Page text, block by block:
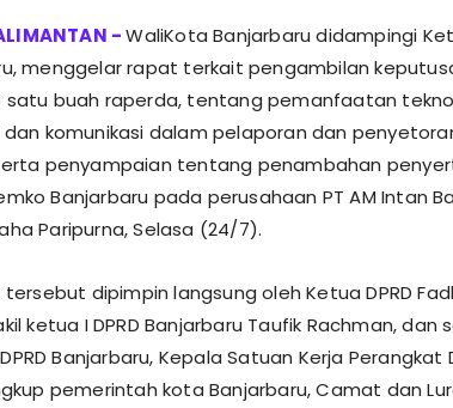
WaliKota Banjarbaru didampingi
menggelar rapat terkait pengambilan
satu buah raperda, tentang pemanfaatan
komunikasi dalam pelaporan dan
penyampaian tentang penambahan
Banjarbaru pada perusahaan PT AM Intan
Paripurna, Selasa (24/7).
tersebut dipimpin langsung oleh Ketua DPRD
ketua I DPRD Banjarbaru Taufik Rachman, dan
Banjarbaru, Kepala Satuan Kerja Perangkat
pemerintah kota Banjarbaru, Camat dan